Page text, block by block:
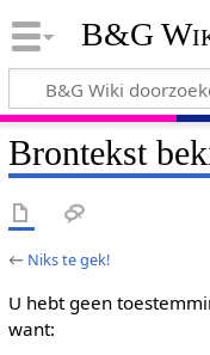
B&G
Brontekst
← Niks te gek!
U hebt geen
want: